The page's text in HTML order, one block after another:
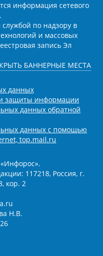
информация сетевого
по надзору в
и массовых
запись Эл
БАННЕРНЫЕ МЕСТА
данных
защиты информации
данных обратной
данных с помощью
top.mail.ru
117218, Россия, г.
кор. 2
Н.В.